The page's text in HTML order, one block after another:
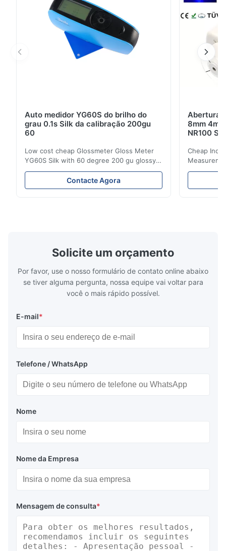
Auto medidor YG60S do brilho do
grau 0.1s Silk da calibração 200gu
60
Low cost cheap Glossmeter Gloss Meter
YG60S Silk with 60 degree 200 gu glossy
measurement YG60S 60° Economic Gloss
Meter can test material with gloss (0-
200Gu), and universally apply to paint, ink,
Contacte Agora
Abertura
8mm
NR100
Cheap
meter Silk
Precision
Solicite um orçamento
Por favor, use o nosso formulário de contato online abaixo
se tiver alguma pergunta, nossa equipe vai voltar para
você o mais rápido possível.
E-mail*
Telefone / WhatsApp
Nome
Nome da Empresa
Mensagem de consulta*